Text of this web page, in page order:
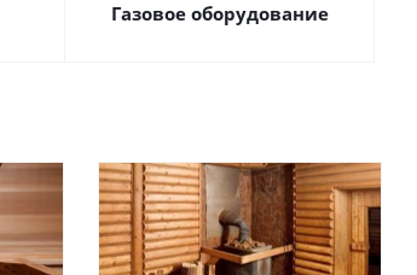
Газовое оборудование